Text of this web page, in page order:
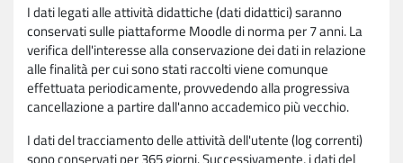
I dati legati alle attività didattiche (dati didattici) saranno
conservati sulle piattaforme Moodle di norma per 7 anni. La
verifica dell'interesse alla conservazione dei dati in relazione
alle finalità per cui sono stati raccolti viene comunque
effettuata periodicamente, provvedendo alla progressiva
cancellazione a partire dall'anno accademico più vecchio.
I dati del tracciamento delle attività dell'utente (log correnti)
sono conservati per 365 giorni. Successivamente, i dati del